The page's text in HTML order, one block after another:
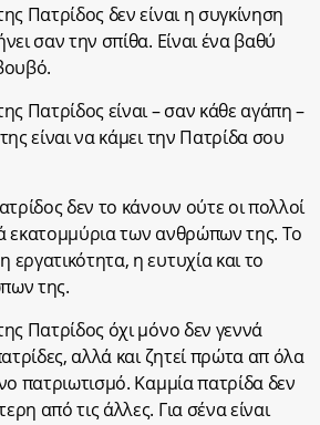
Πατρίδος δεν είναι η συγκίνηση
σαν την σπίθα. Είναι ένα βαθύ
Πατρίδος είναι – σαν κάθε αγάπη –
είναι να κάμει την Πατρίδα σου
δεν το κάνουν ούτε οι πολλοί
εκατομμύρια των ανθρώπων της. Το
η ευτυχία και το
της.
Πατρίδος όχι μόνο δεν γεννά
αλλά και ζητεί πρώτα απ όλα
πατριωτισμό. Καμμία πατρίδα δεν
από τις άλλες. Για σένα είναι